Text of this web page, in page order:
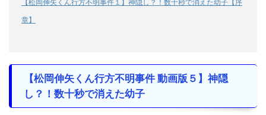
【松岡伸矢くん行方不明事件１】神隠し？！数十秒で消えた幼子【序
章】
【松岡伸矢くん行方不明事件 動画版５】神隠
し？！数十秒で消えた幼子